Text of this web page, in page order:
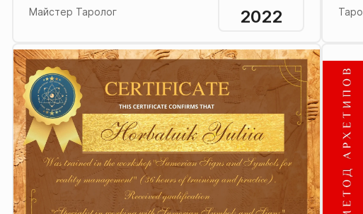
Майстер Таролог 2022